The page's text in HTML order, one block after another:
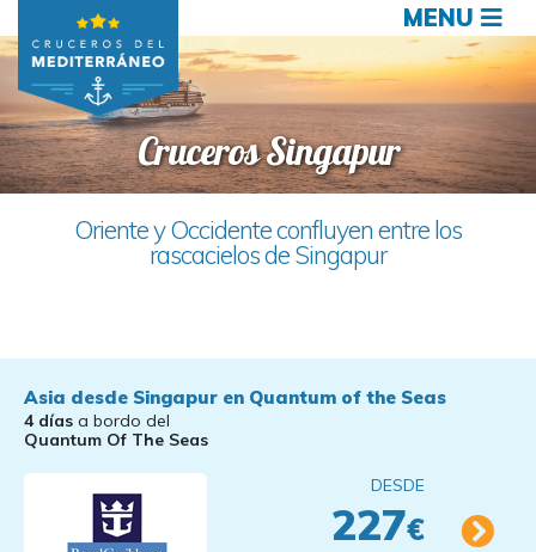
MENU
Cruceros Singapur
Oriente y Occidente confluyen entre los
rascacielos de Singapur
Asia desde Singapur en Quantum of the Seas
4 días a bordo del
Quantum Of The Seas
DESDE
227€